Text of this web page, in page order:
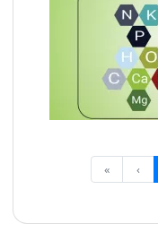
« ‹